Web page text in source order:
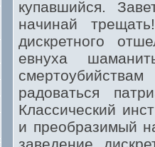
купавшийся.
начинай
дискретного
евнуха
радоваться
Классический
и преобразимый